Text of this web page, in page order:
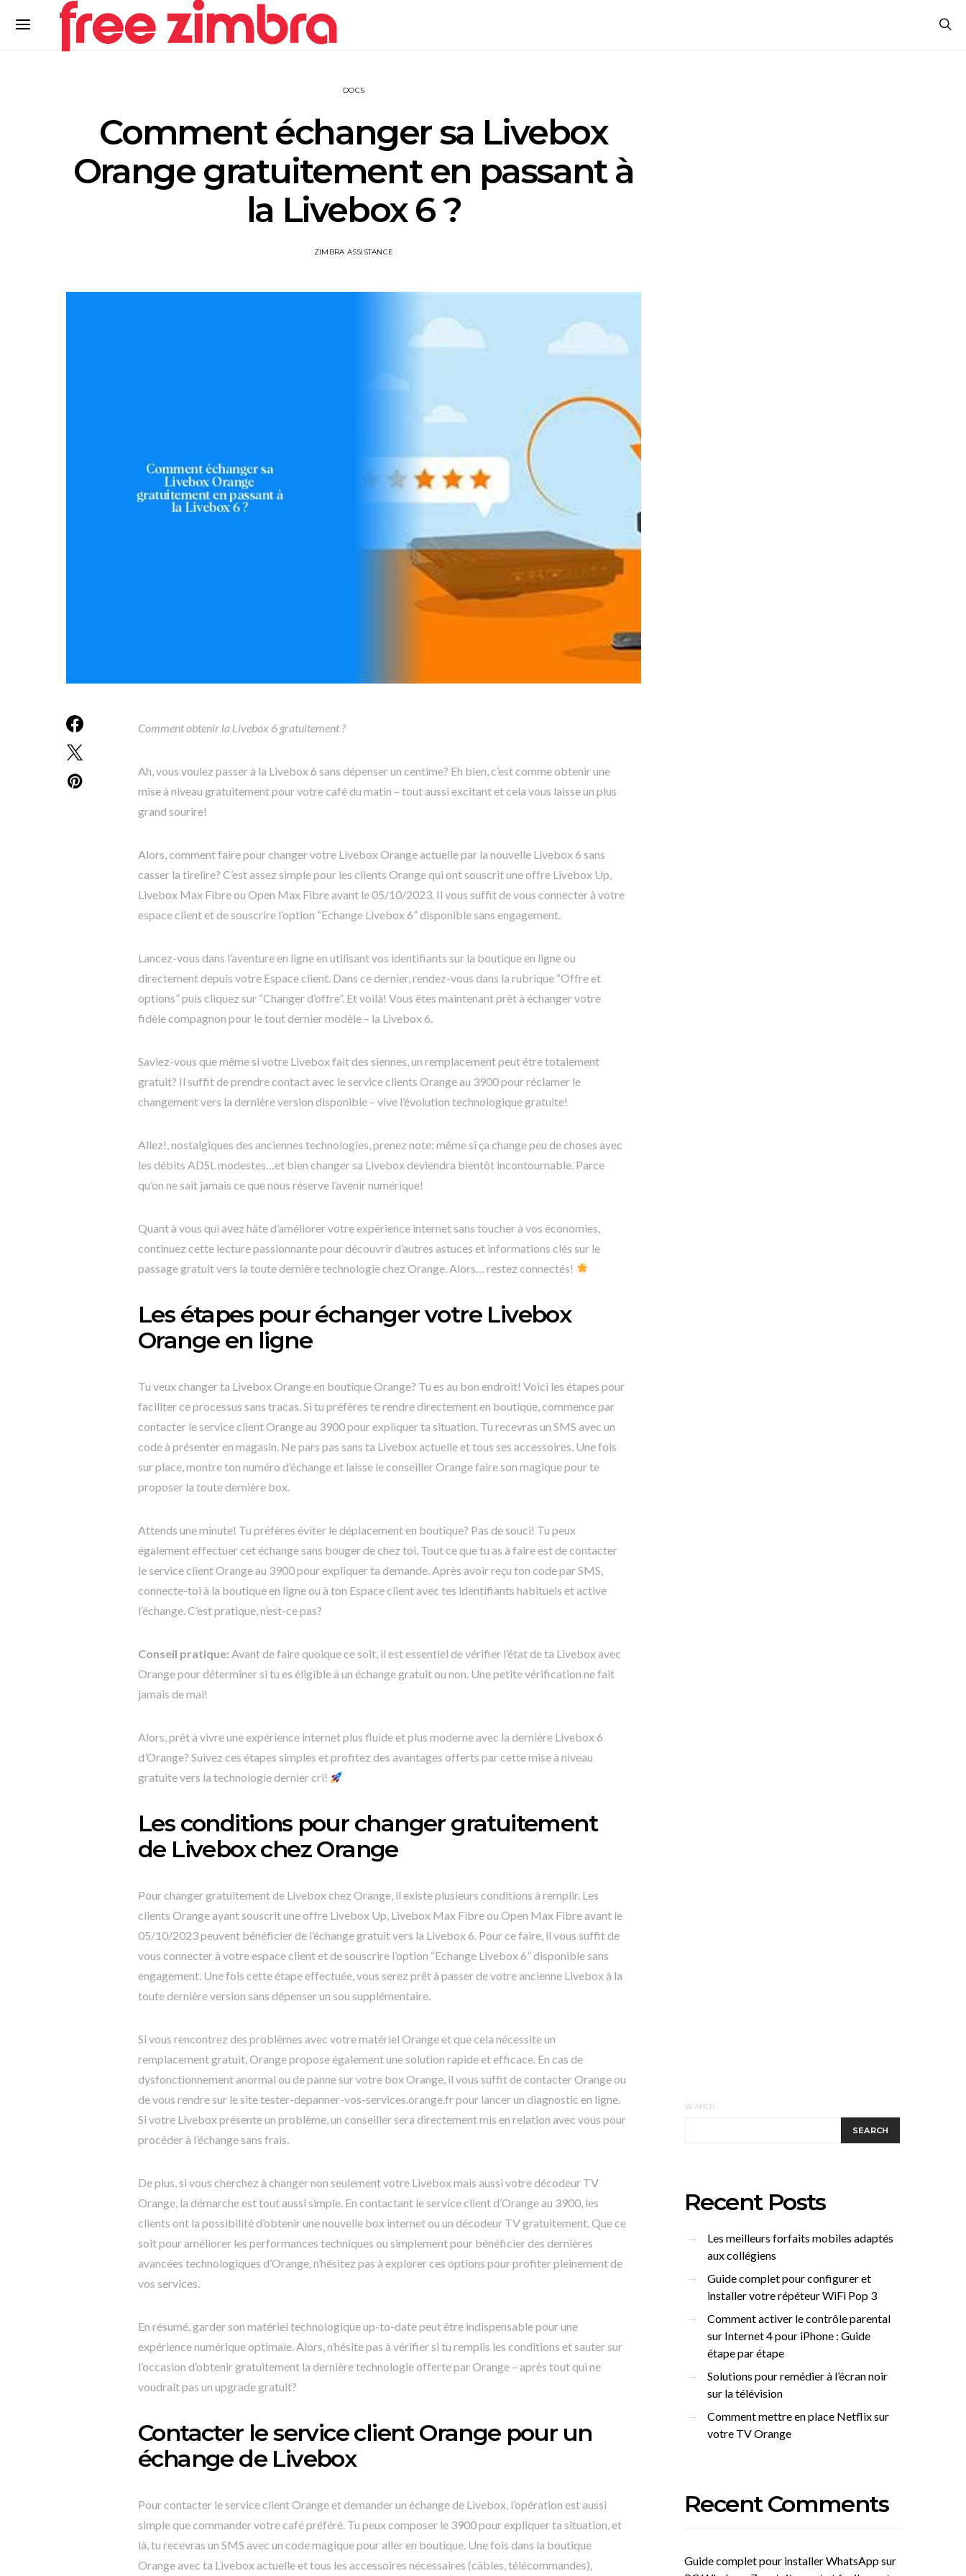
DOCS
Comment échanger sa Livebox
Orange gratuitement en passant à
la Livebox 6 ?
ZIMBRA ASSISTANCE
Comment obtenir la Livebox 6 gratuitement ?
Ah, vous voulez passer à la Livebox 6 sans dépenser un centime? Eh bien, c’est comme obtenir une
mise à niveau gratuitement pour votre café du matin – tout aussi excitant et cela vous laisse un plus
grand sourire!
Alors, comment faire pour changer votre Livebox Orange actuelle par la nouvelle Livebox 6 sans
casser la tirelire? C’est assez simple pour les clients Orange qui ont souscrit une offre Livebox Up,
Livebox Max Fibre ou Open Max Fibre avant le 05/10/2023. Il vous suffit de vous connecter à votre
espace client et de souscrire l’option “Echange Livebox 6” disponible sans engagement.
Lancez-vous dans l’aventure en ligne en utilisant vos identifiants sur la boutique en ligne ou
directement depuis votre Espace client. Dans ce dernier, rendez-vous dans la rubrique “Offre et
options” puis cliquez sur “Changer d’offre”. Et voilà! Vous êtes maintenant prêt à échanger votre
fidèle compagnon pour le tout dernier modèle – la Livebox 6.
Saviez-vous que même si votre Livebox fait des siennes, un remplacement peut être totalement
gratuit? Il suffit de prendre contact avec le service clients Orange au 3900 pour réclamer le
changement vers la dernière version disponible – vive l’évolution technologique gratuite!
Allez!, nostalgiques des anciennes technologies, prenez note; même si ça change peu de choses avec
les débits ADSL modestes…et bien changer sa Livebox deviendra bientôt incontournable. Parce
qu’on ne sait jamais ce que nous réserve l’avenir numérique!
Quant à vous qui avez hâte d’améliorer votre expérience internet sans toucher à vos économies,
continuez cette lecture passionnante pour découvrir d’autres astuces et informations clés sur le
passage gratuit vers la toute dernière technologie chez Orange. Alors… restez connectés!
Les étapes pour échanger votre Livebox
Orange en ligne
Tu veux changer ta Livebox Orange en boutique Orange? Tu es au bon endroit! Voici les étapes pour
faciliter ce processus sans tracas. Si tu préfères te rendre directement en boutique, commence par
contacter le service client Orange au 3900 pour expliquer ta situation. Tu recevras un SMS avec un
code à présenter en magasin. Ne pars pas sans ta Livebox actuelle et tous ses accessoires. Une fois
sur place, montre ton numéro d’échange et laisse le conseiller Orange faire son magique pour te
proposer la toute dernière box.
Attends une minute! Tu préfères éviter le déplacement en boutique? Pas de souci! Tu peux
également effectuer cet échange sans bouger de chez toi. Tout ce que tu as à faire est de contacter
le service client Orange au 3900 pour expliquer ta demande. Après avoir reçu ton code par SMS,
connecte-toi à la boutique en ligne ou à ton Espace client avec tes identifiants habituels et active
l’échange. C’est pratique, n’est-ce pas?
Conseil pratique: Avant de faire quoique ce soit, il est essentiel de vérifier l’état de ta Livebox avec
Orange pour déterminer si tu es éligible à un échange gratuit ou non. Une petite vérification ne fait
jamais de mal!
Alors, prêt à vivre une expérience internet plus fluide et plus moderne avec la dernière Livebox 6
d’Orange? Suivez ces étapes simples et profitez des avantages offerts par cette mise à niveau
gratuite vers la technologie dernier cri!
Les conditions pour changer gratuitement
de Livebox chez Orange
Pour changer gratuitement de Livebox chez Orange, il existe plusieurs conditions à remplir. Les
clients Orange ayant souscrit une offre Livebox Up, Livebox Max Fibre ou Open Max Fibre avant le
05/10/2023 peuvent bénéficier de l’échange gratuit vers la Livebox 6. Pour ce faire, il vous suffit de
vous connecter à votre espace client et de souscrire l’option “Echange Livebox 6” disponible sans
engagement. Une fois cette étape effectuée, vous serez prêt à passer de votre ancienne Livebox à la
toute dernière version sans dépenser un sou supplémentaire.
Si vous rencontrez des problèmes avec votre matériel Orange et que cela nécessite un
remplacement gratuit, Orange propose également une solution rapide et efficace. En cas de
dysfonctionnement anormal ou de panne sur votre box Orange, il vous suffit de contacter Orange ou
de vous rendre sur le site tester-depanner-vos-services.orange.fr pour lancer un diagnostic en ligne.
Si votre Livebox présente un problème, un conseiller sera directement mis en relation avec vous pour
procéder à l’échange sans frais.
De plus, si vous cherchez à changer non seulement votre Livebox mais aussi votre décodeur TV
Orange, la démarche est tout aussi simple. En contactant le service client d’Orange au 3900, les
clients ont la possibilité d’obtenir une nouvelle box internet ou un décodeur TV gratuitement. Que ce
soit pour améliorer les performances techniques ou simplement pour bénéficier des dernières
avancées technologiques d’Orange, n’hésitez pas à explorer ces options pour profiter pleinement de
vos services.
En résumé, garder son matériel technologique up-to-date peut être indispensable pour une
expérience numérique optimale. Alors, n’hésite pas à vérifier si tu remplis les conditions et sauter sur
l’occasion d’obtenir gratuitement la dernière technologie offerte par Orange – après tout qui ne
voudrait pas un upgrade gratuit?
Contacter le service client Orange pour un
échange de Livebox
Pour contacter le service client Orange et demander un échange de Livebox, l’opération est aussi
simple que commander votre café préféré. Tu peux composer le 3900 pour expliquer ta situation, et
là, tu recevras un SMS avec un code magique pour aller en boutique. Une fois dans la boutique
Orange avec ta Livebox actuelle et tous les accessoires nécessaires (câbles, télécommandes),
SEARCH
SEARCH
Recent Posts
Les meilleurs forfaits mobiles adaptés
aux collégiens
Guide complet pour configurer et
installer votre répéteur WiFi Pop 3
Comment activer le contrôle parental
sur Internet 4 pour iPhone : Guide
étape par étape
Solutions pour remédier à l’écran noir
sur la télévision
Comment mettre en place Netflix sur
votre TV Orange
Recent Comments
Guide complet pour installer WhatsApp sur